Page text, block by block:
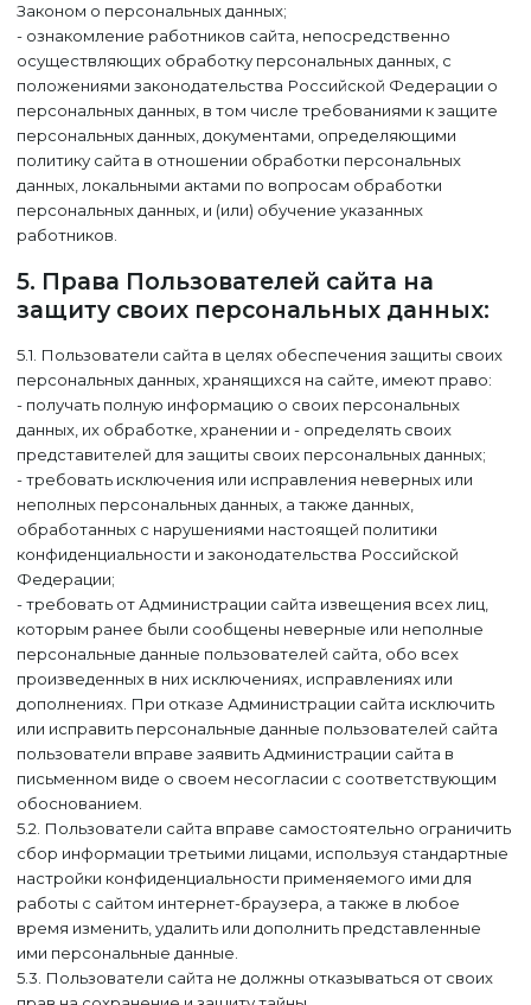
Законом о персональных данных;
- ознакомление работников сайта, непосредственно
осуществляющих обработку персональных данных, с
положениями законодательства Российской Федерации о
персональных данных, в том числе требованиями к защите
персональных данных, документами, определяющими
политику сайта в отношении обработки персональных
данных, локальными актами по вопросам обработки
персональных данных, и (или) обучение указанных
работников.
5. Права Пользователей сайта на
защиту своих персональных данных:
5.1. Пользователи сайта в целях обеспечения защиты своих
персональных данных, хранящихся на сайте, имеют право:
- получать полную информацию о своих персональных
данных, их обработке, хранении и - определять своих
представителей для защиты своих персональных данных;
- требовать исключения или исправления неверных или
неполных персональных данных, а также данных,
обработанных с нарушениями настоящей политики
конфиденциальности и законодательства Российской
Федерации;
- требовать от Администрации сайта извещения всех лиц,
которым ранее были сообщены неверные или неполные
персональные данные пользователей сайта, обо всех
произведенных в них исключениях, исправлениях или
дополнениях. При отказе Администрации сайта исключить
или исправить персональные данные пользователей сайта
пользователи вправе заявить Администрации сайта в
письменном виде о своем несогласии с соответствующим
обоснованием.
5.2. Пользователи сайта вправе самостоятельно ограничить
сбор информации третьими лицами, используя стандартные
настройки конфиденциальности применяемого ими для
работы с сайтом интернет-браузера, а также в любое
время изменить, удалить или дополнить представленные
ими персональные данные.
5.3. Пользователи сайта не должны отказываться от своих